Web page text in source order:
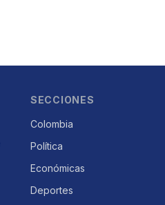
SECCIONES
Colombia
Política
Económicas
Deportes